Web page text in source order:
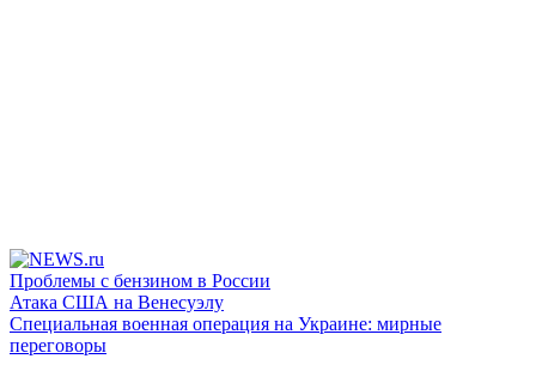
Проблемы с бензином в России
Атака США на Венесуэлу
Специальная военная операция на Украине: мирные
переговоры